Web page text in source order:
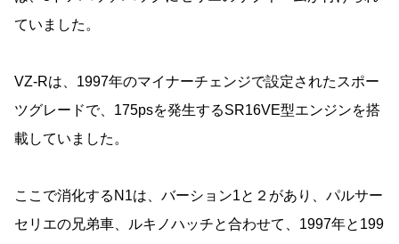
ていました。
VZ-Rは、1997年のマイナーチェンジで設定されたスポー
ツグレードで、175psを発生するSR16VE型エンジンを搭
載していました。
ここで消化するN1は、バーション1と２があり、パルサー
セリエの兄弟車、ルキノハッチと合わせて、1997年と199